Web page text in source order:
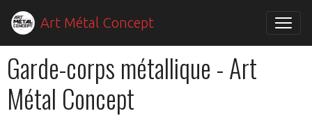
Art Métal Concept
Garde-corps métallique - Art
Métal Concept